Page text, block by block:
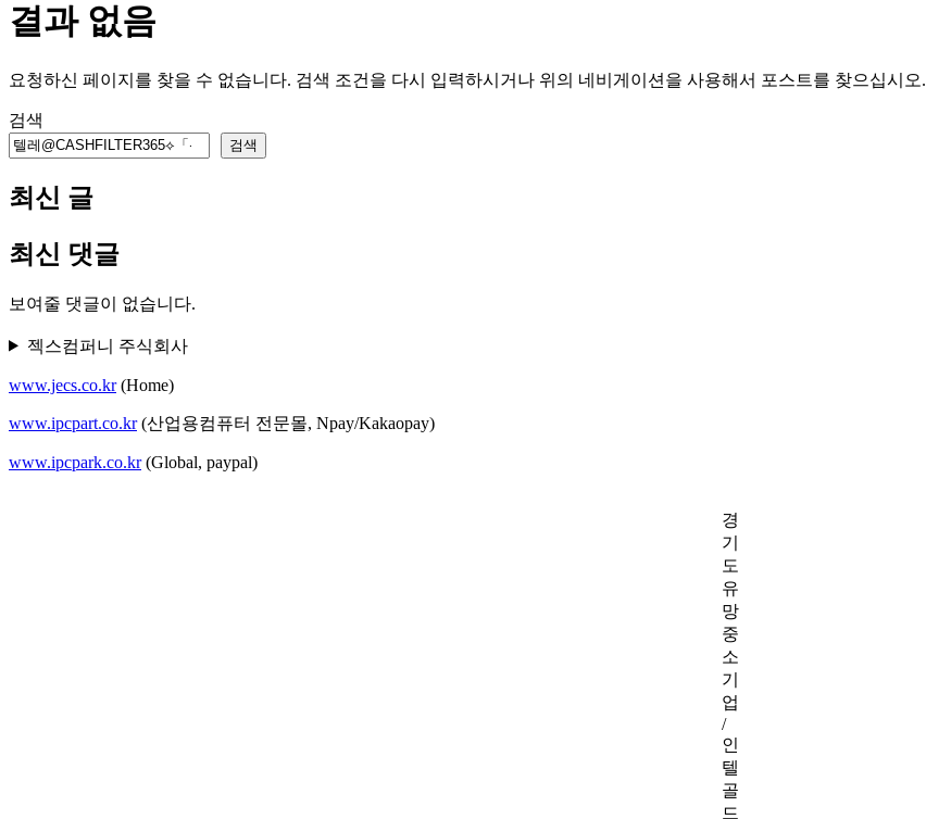
결과 없음
요청하신 페이지를 찾을 수 없습니다. 검색 조건을 다시 입력하시거나 위의 네비게이션을 사용해서 포스트를 찾으십시오.
검색
검색
최신 글
최신 댓글
보여줄 댓글이 없습니다.
젝스컴퍼니 주식회사
www.jecs.co.kr(Home)
www.ipcpart.co.kr(산업용컴퓨터 전문몰, Npay/Kakaopay)
www.ipcpark.co.kr(Global, paypal)
경
기
도
유
망
중
소
기
업
/
인
텔
골
드